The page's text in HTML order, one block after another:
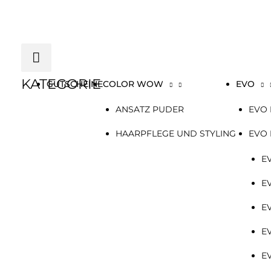
KATEGORIE
GUTSCHEINECOLOR WOW
ANSATZ PUDER
HAARPFLEGE UND STYLING
EVO
EVO
EVO